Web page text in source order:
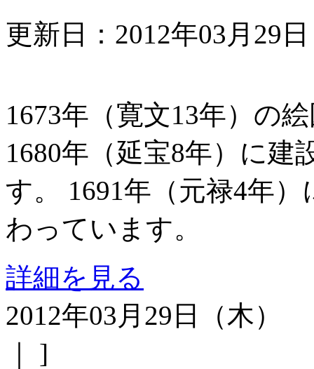
更新日：2012年03月29
1673年（寛文13年）の
1680年（延宝8年）に
す。 1691年（元禄4年
わっています。
詳細を見る
2012年03月29日（木）
｜ ]